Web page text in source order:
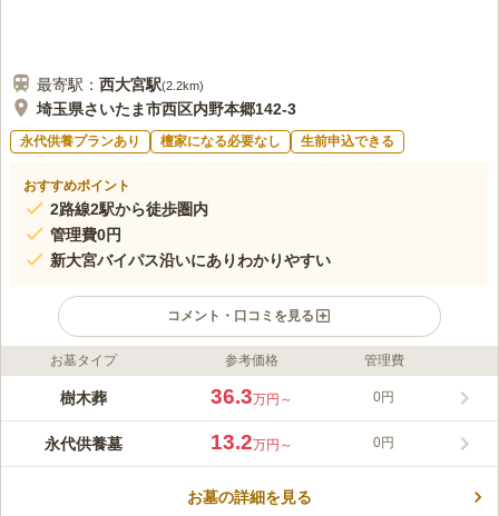
最寄駅： 西大宮駅(2.2km)
埼玉県さいたま市西区内野本郷142-3
永代供養プランあり 檀家になる必要なし 生前申込できる
おすすめポイント
2路線2駅から徒歩圏内
管理費0円
新大宮バイパス沿いにありわかりやすい
コメント・口コミを見る
ライフドット編集部のコメント
開放感溢れる花いっぱいのエントランスをぬけると、公園のよう
き、全区画平坦地で段差のないバリアフリー設計になっていま
す。永代供養墓には3つのプランがあり、合祀プランは初めから
に合祀されます。
お墓タイプ 参考価格 管理費
樹木葬 36.3万円～ 0円
永代供養墓 13.2万円～ 0円
お墓の詳細を見る